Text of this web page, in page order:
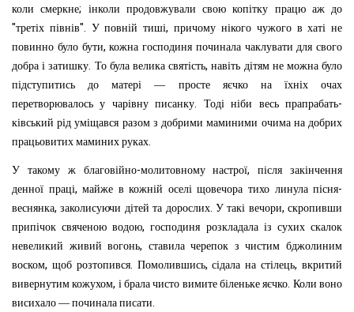
коли
смеркне; інколи продовжували свою копітку працю аж до
"третіх півнів". У повній тиші,причому нікого чужого в хаті не
повинно було бути,кожна господиня починала чаклувати для свого
добра і затишку. То була велика святість,навіть дітям не можна було
підступитись
до матері — просте яєчко на їхніх
очах
перетворювалось у чарівну писанку. Тоді ніби весь прапрабать-
ківський рід уміщався разом з добрими маминими очима на добрих
працьовитих маминих руках.
У такому ж благовійно-молитовному настрої,після
закінчення
денної праці,майже в кожній оселі щовечора тихо линула пісня-
веснянка,заколисуючи дітей та дорослих. У такі вечори, скропивши
припічок свяченою водою,господиня розкладала із сухих скалок
невеликий живий вогонь, ставила черепок з чистим бджолиним
воском, щоб розтопився. Помолившись,сідала на стілець,вкритий
вивернутим кожухом, і брала чисто вимите біленьке яєчко. Коли воно
висихало — починала писати.